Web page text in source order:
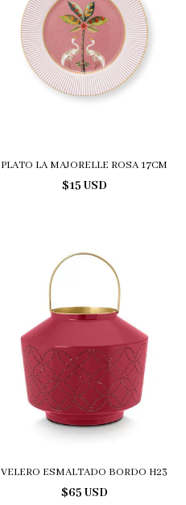
PLATO LA MAJORELLE ROSA 17CM
$15 USD
VELERO ESMALTADO BORDO H23
$65 USD